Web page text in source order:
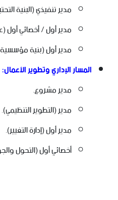
مدير تنفيذي (البنية
مدير أول / أخصائي أول
مدير أول (بنية
المسار الإداري وتطوير الأعمال:
مدير مشروع.
مدير (التطوير التنظيمي).
مدير أول (إدارة التغيير).
أخصائي أول (التحول